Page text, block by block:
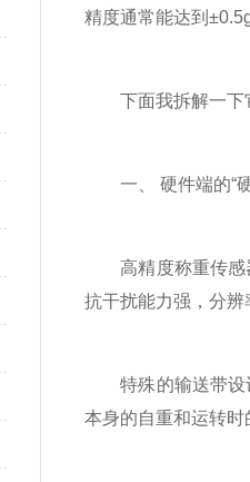
精度通常能达到
下面我拆解一下
一、 硬件端的“硬
高精度称重传感器
抗干扰能力强，分辨
特殊的输送带设计
本身的自重和运转